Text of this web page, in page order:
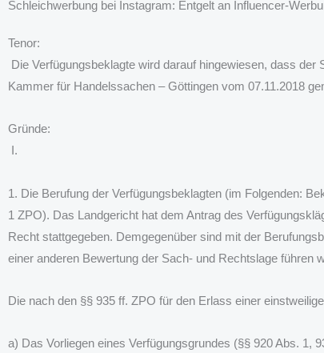
Schleichwerbung bei Instagram: Entgelt an Influencer-
Tenor:
Die Verfügungsbeklagte wird darauf hingewiesen, dass
Kammer für Handelssachen – Göttingen vom 07.11.2018
Gründe:
I.
1. Die Berufung der Verfügungsbeklagten (im Folgenden:
1 ZPO). Das Landgericht hat dem Antrag des
Recht stattgegeben. Demgegenüber sind mit der
einer anderen Bewertung der Sach- und Rechtslage führen
Die nach den §§ 935 ff. ZPO für den Erlass einer
a) Das Vorliegen eines Verfügungsgrundes (§§ 920 Abs. 1,